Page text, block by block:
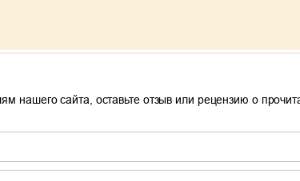
нашего сайта, оставьте отзыв или рецензию о